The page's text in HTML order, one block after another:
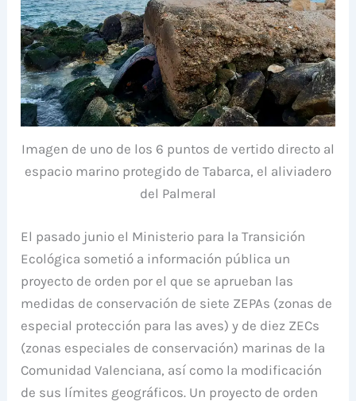
Imagen de uno de los 6 puntos de vertido directo al
espacio marino protegido de Tabarca, el aliviadero
del Palmeral
El pasado junio el Ministerio para la Transición
Ecológica sometió a información pública un
proyecto de orden por el que se aprueban las
medidas de conservación de siete ZEPAs (zonas de
especial protección para las aves) y de diez ZECs
(zonas especiales de conservación) marinas de la
Comunidad Valenciana, así como la modificación
de sus límites geográficos. Un proyecto de orden